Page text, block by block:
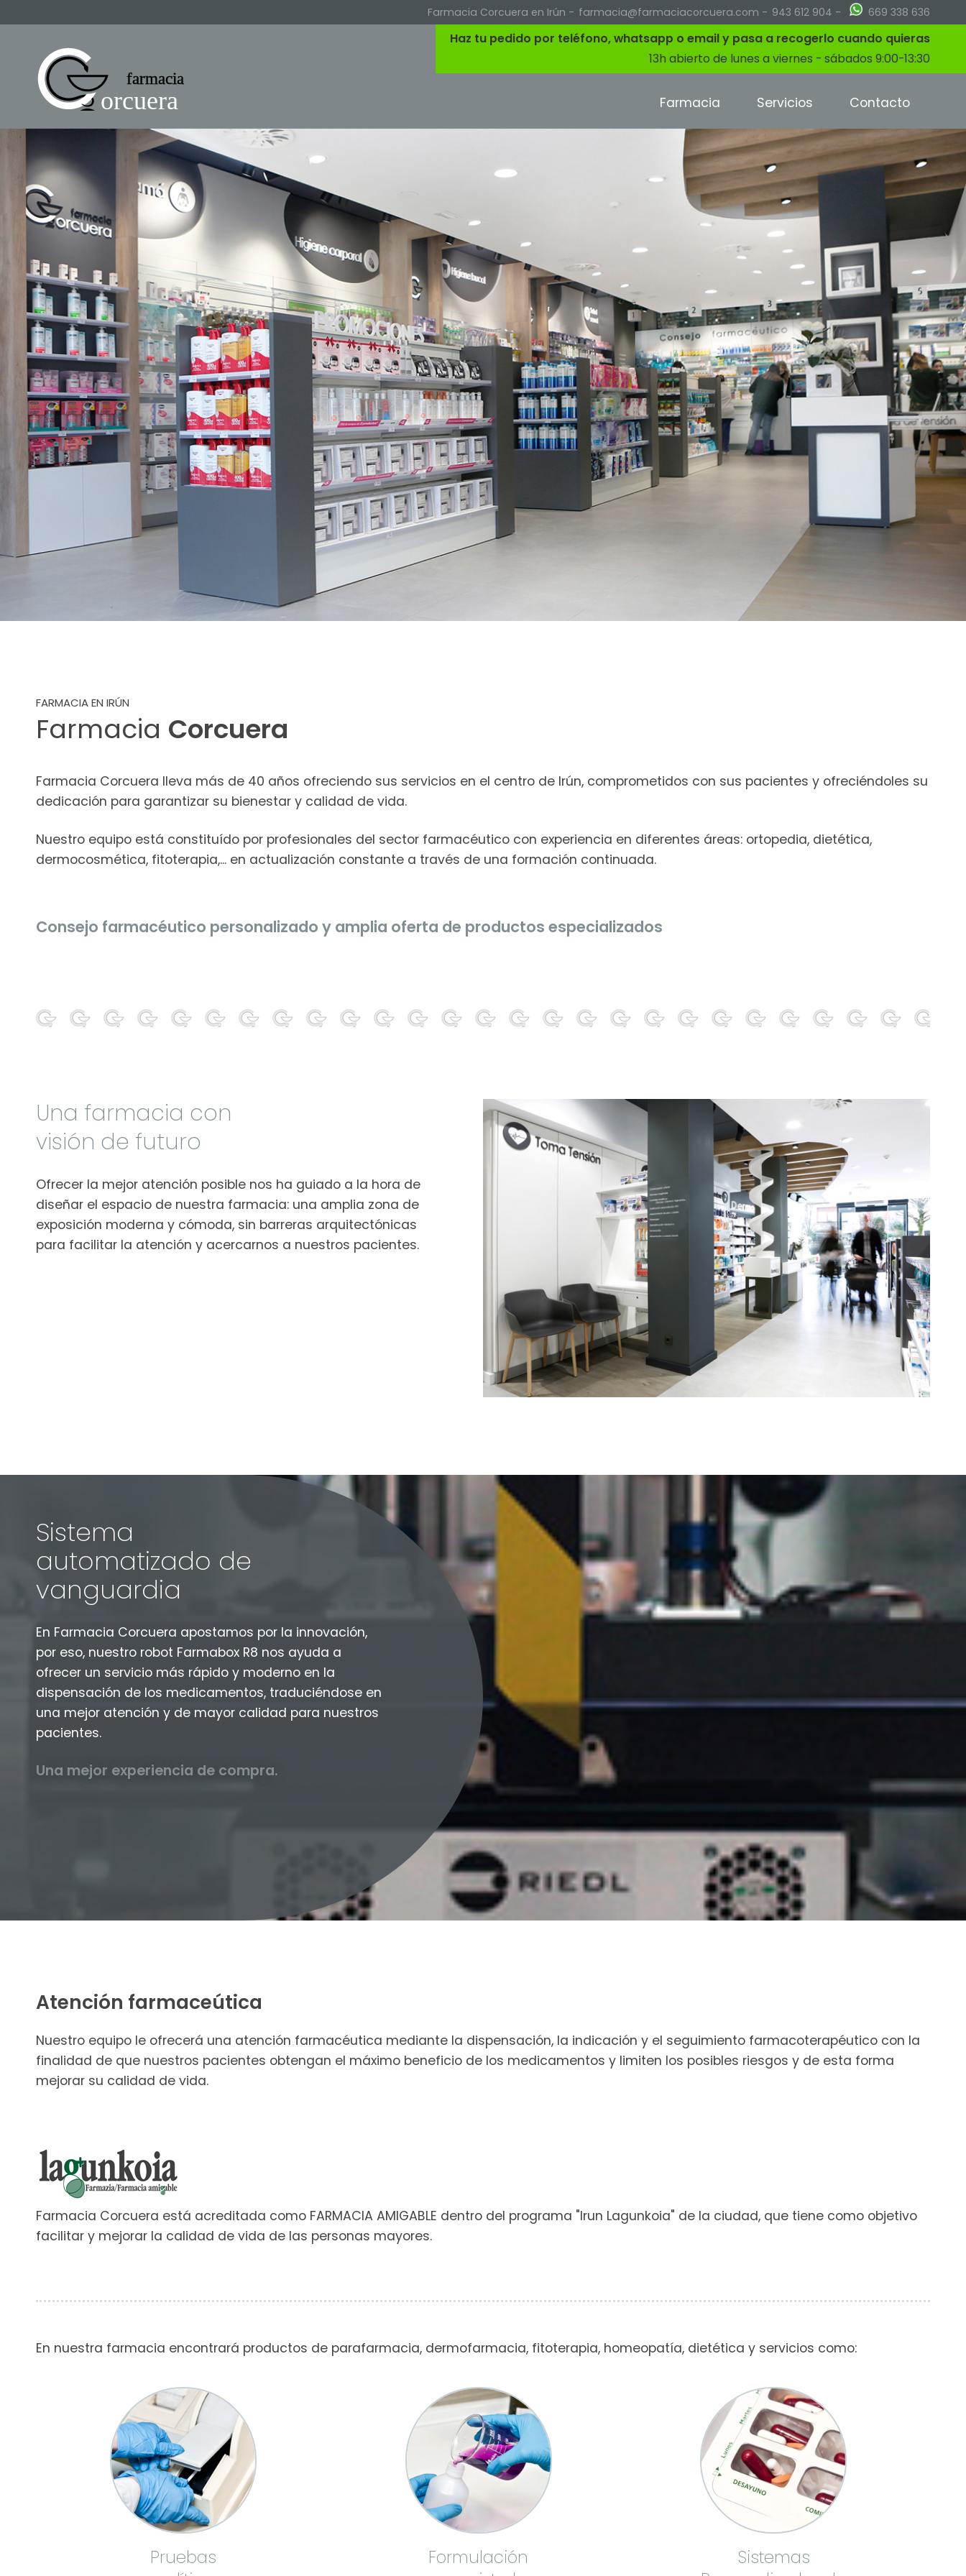
Farmacia Corcuera en Irún - farmacia@farmaciacorcuera.com - 943 612 904 - 669 338 636
Haz tu pedido por teléfono, whatsapp o email y pasa a recogerlo cuando quieras
13h abierto de lunes a viernes - sábados 9:00-13:30
Farmacia Servicios Contacto
FARMACIA EN IRÚN
Farmacia Corcuera
Farmacia Corcuera lleva más de 40 años ofreciendo sus servicios en el centro de Irún, comprometidos con sus pacientes y ofreciéndoles su
dedicación para garantizar su bienestar y calidad de vida.
Nuestro equipo está constituído por profesionales del sector farmacéutico con experiencia en diferentes áreas: ortopedia, dietética,
dermocosmética, fitoterapia,... en actualización constante a través de una formación continuada.
Consejo farmacéutico personalizado y amplia oferta de productos especializados
Una farmacia con
visión de futuro
Ofrecer la mejor atención posible nos ha guiado a la hora de
diseñar el espacio de nuestra farmacia: una amplia zona de
exposición moderna y cómoda, sin barreras arquitectónicas
para facilitar la atención y acercarnos a nuestros pacientes.
Sistema
automatizado de
vanguardia
En Farmacia Corcuera apostamos por la innovación,
por eso, nuestro robot Farmabox R8 nos ayuda a
ofrecer un servicio más rápido y moderno en la
dispensación de los medicamentos, traduciéndose en
una mejor atención y de mayor calidad para nuestros
pacientes.
Una mejor experiencia de compra.
Atención farmaceútica
Nuestro equipo le ofrecerá una atención farmacéutica mediante la dispensación, la indicación y el seguimiento farmacoterapéutico con la
finalidad de que nuestros pacientes obtengan el máximo beneficio de los medicamentos y limiten los posibles riesgos y de esta forma
mejorar su calidad de vida.
Farmacia Corcuera está acreditada como FARMACIA AMIGABLE dentro del programa "Irun Lagunkoia" de la ciudad, que tiene como objetivo
facilitar y mejorar la calidad de vida de las personas mayores.
En nuestra farmacia encontrará productos de parafarmacia, dermofarmacia, fitoterapia, homeopatía, dietética y servicios como:
Pruebas
Formulación
Sistemas